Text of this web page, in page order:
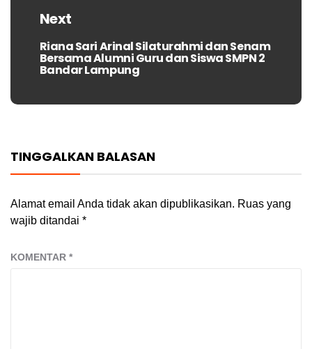
Next
Next
post:
Riana Sari Arinal Silaturahmi dan Senam
Bersama Alumni Guru dan Siswa SMPN 2
Bandar Lampung
TINGGALKAN BALASAN
Alamat email Anda tidak akan dipublikasikan. Ruas yang
wajib ditandai *
KOMENTAR *